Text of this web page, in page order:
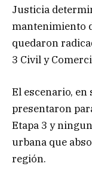
Justicia
mantenimiento
quedaron
3 Civil y
El escenario,
presentaron
Etapa 3 y
urbana que
región.